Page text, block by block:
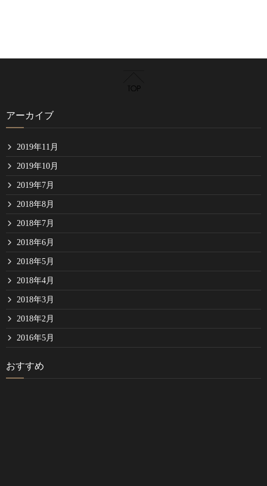
アーカイブ
2019年11月
2019年10月
2019年7月
2018年8月
2018年7月
2018年6月
2018年5月
2018年4月
2018年3月
2018年2月
2016年5月
おすすめ